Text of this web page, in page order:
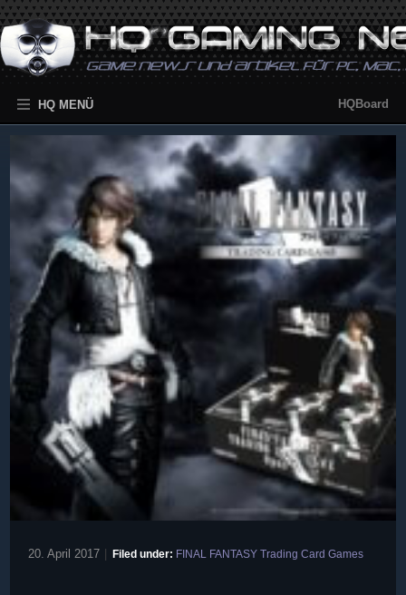
HQ MENÜ HQBoard
20. April 2017 Filed under: FINAL FANTASY Trading Card Games